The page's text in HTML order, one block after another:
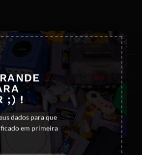
;) !
dados para que
em primeira
×
TYPE-C